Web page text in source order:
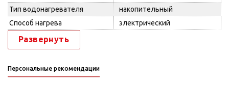
Тип водонагревателя
накопительный
Способ нагрева
электрический
Развернуть
Персональные рекомендации